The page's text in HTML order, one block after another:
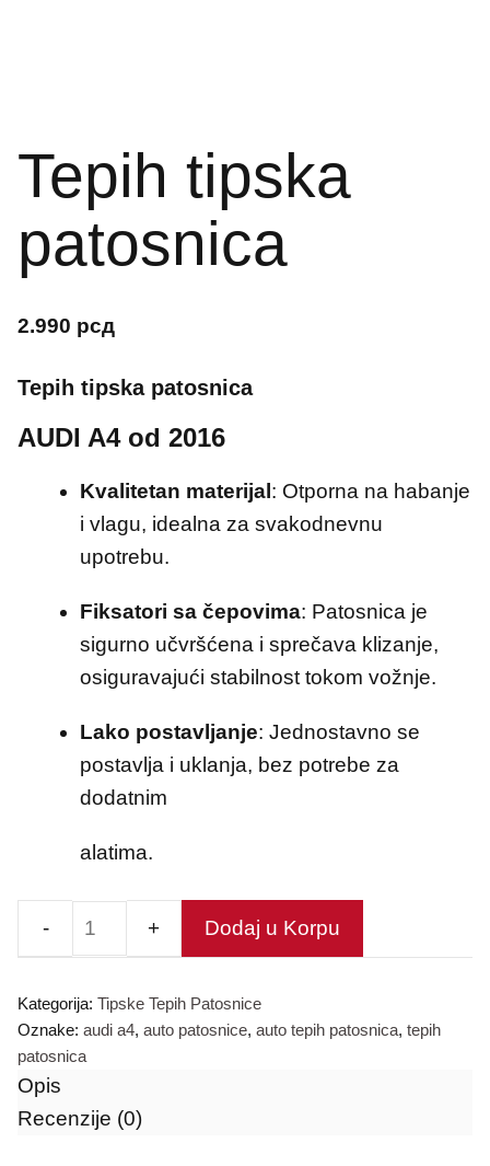
Tepih tipska
patosnica
2.990 рсд
Tepih tipska patosnica
AUDI A4 od 2016
Kvalitetan materijal: Otporna na habanje
i vlagu, idealna za svakodnevnu
upotrebu.
Fiksatori sa čepovima: Patosnica je
sigurno učvršćena i sprečava klizanje,
osiguravajući stabilnost tokom vožnje.
Lako postavljanje: Jednostavno se
postavlja i uklanja, bez potrebe za
dodatnim
alatima.
Tepih
patosnica
количина
Dodaj u Korpu
Kategorija: Tipske Tepih Patosnice
Oznake: audi a4, auto patosnice, auto tepih patosnica, tepih
patosnica
Opis
Recenzije (0)